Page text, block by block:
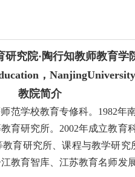
研究院· 陶行知教师教育学
， NanjingUniversity
教院简介
范学校教育专修科。 1982年
育研究所。 2002年成立教育
育研究所、课程与教学研
教育智库、江苏教育名师发